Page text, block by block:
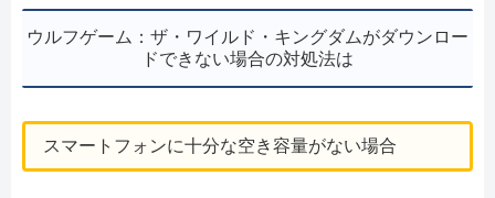
ウルフゲーム：ザ・ワイルド・キングダムがダウンロー
ドできない場合の対処法は
スマートフォンに十分な空き容量がない場合